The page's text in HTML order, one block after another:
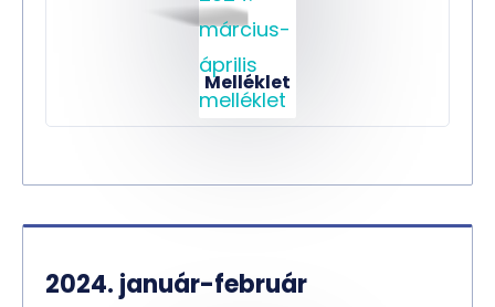
Melléklet
2024. január-február